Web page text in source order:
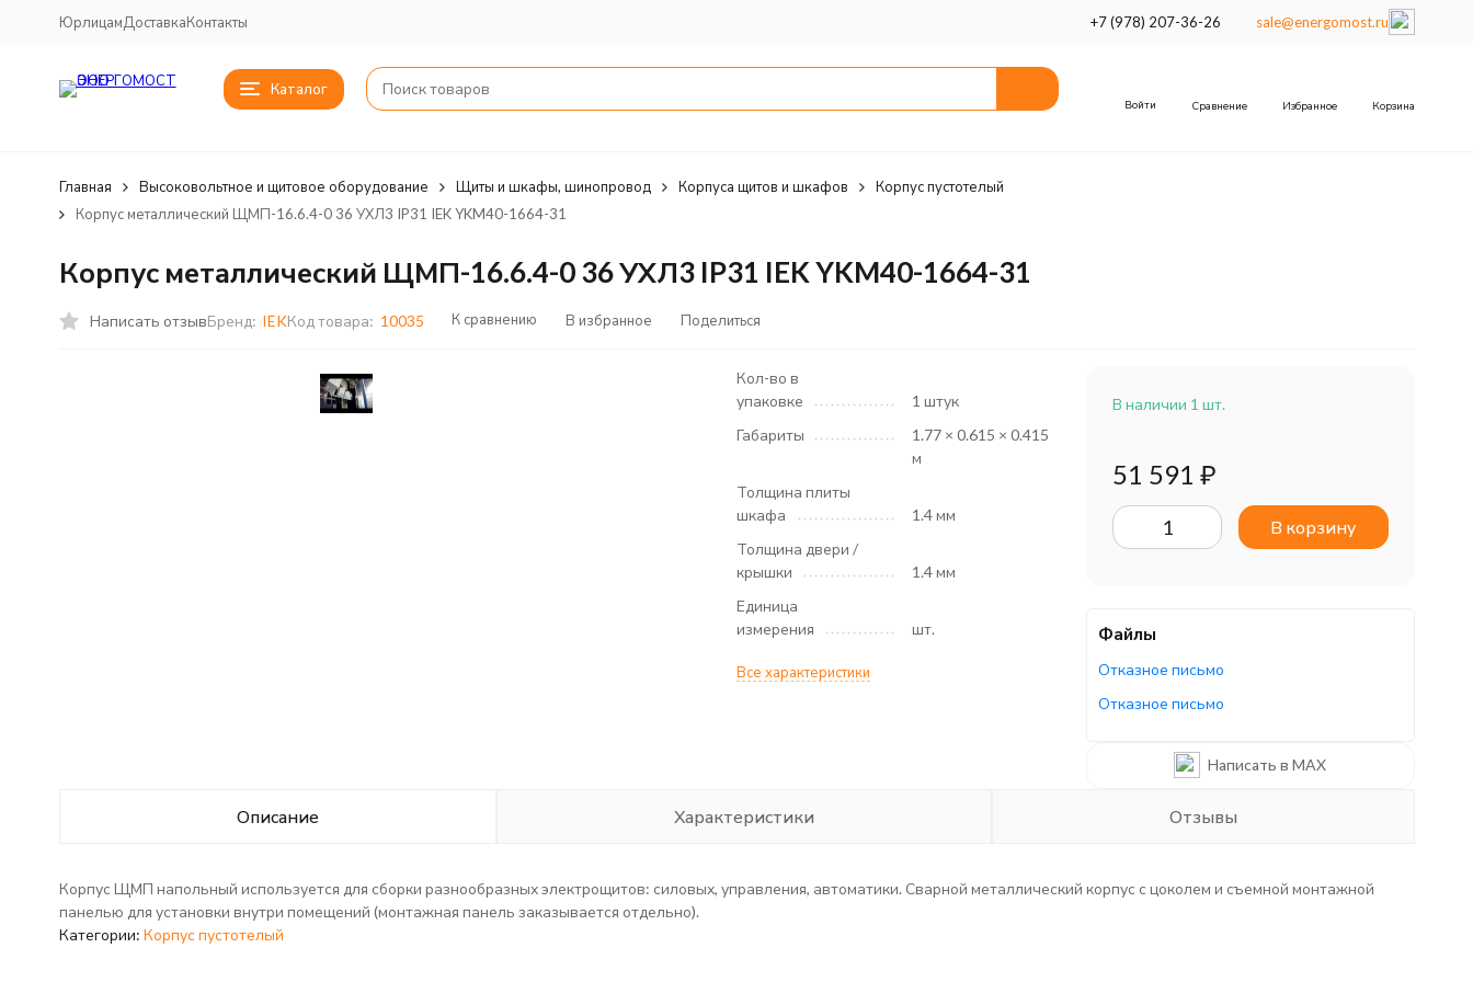
ЮрлицамДоставкаКонтакты +7 (978) 207-36-26 sale@energomost.ru
Каталог
Войти Сравнение Избранное Корзина
Главная Высоковольтное и щитовое оборудование Щиты и шкафы, шинопровод Корпуса щитов и шкафов
Корпус пустотелый
Корпус металлический ЩМП-16.6.4-0 36 УХЛ3 IP31 IEK YKM40-1664-31
Корпус металлический ЩМП-16.6.4-0 36 УХЛ3 IP31 IEK YKM40-1664-31
Написать отзывБренд: IEKКод товара: 10035 К сравнению В избранное Поделиться
Кол-во в
упаковке
1 штук
Габариты
1.77 × 0.615 × 0.415
м
Толщина плиты
шкафа
1.4 мм
Толщина двери /
крышки
1.4 мм
Единица
измерения
шт.
Все характеристики
В наличии 1 шт.
51 591 ₽
В корзину
Файлы
Отказное письмо
Отказное письмо
Написать в MAX
Описание Характеристики Отзывы
Корпус ЩМП напольный используется для сборки разнообразных электрощитов: силовых, управления, автоматики. Сварной металлический корпус с цоколем и съемной монтажной
панелью для установки внутри помещений (монтажная панель заказывается отдельно).
Категории: Корпус пустотелый